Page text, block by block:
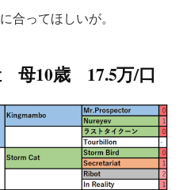
合ってほしいが。
母10歳 17.5万/口